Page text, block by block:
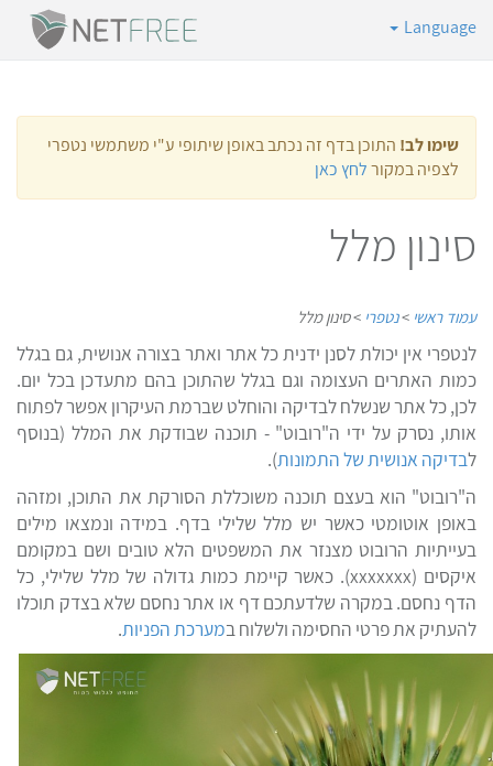
Language
שימו לב!התוכן בדף זה נכתב באופן שיתופי ע"י משתמשי נטפרי
לצפיה במקורלחץ כאן
סינון מלל
עמוד ראשי> נטפרי> סינון מלל
לנטפרי אין יכולת לסנן ידנית כל אתר ואתר בצורה אנושית, גם בגלל
כמות האתרים העצומה וגם בגלל שהתוכן בהם מתעדכן בכל יום.
לכן, כל אתר שנשלח לבדיקה והוחלט שברמת העיקרון אפשר לפתוח
אותו, נסרק על ידי ה"רובוט" - תוכנה שבודקת את המלל (בנוסף
בדיקה אנושית של התמונות).
ה"רובוט" הוא בעצם תוכנה משוכללת הסורקת את התוכן, ומזהה
באופן אוטומטי כאשר יש מלל שלילי בדף. במידה ונמצאו מילים
בעייתיות הרובוט מצנזר את המשפטים הלא טובים ושם במקומם
איקסים (xxxxxxx). כאשר קיימת כמות גדולה של מלל שלילי, כל
הדף נחסם. במקרה שלדעתכם דף או אתר נחסם שלא בצדק תוכלו
להעתיק את פרטי החסימה ולשלוח במערכת הפניות.